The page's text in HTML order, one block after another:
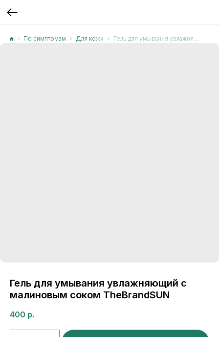
По симптомам Для кожи Гель для умывания увлажняющий с малиновым соком TheBrandSUN
Гель для умывания увлажняющий с
малиновым соком TheBrandSUN
400 р.